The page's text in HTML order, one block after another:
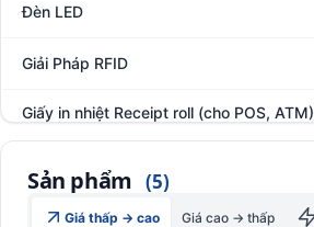
Đèn LED
Giải Pháp RFID
Giấy in nhiệt Receipt roll (cho POS, ATM)
In thẻ khách hàng
Sản phẩm (5)
Giá thấp → cao Giá cao → thấp